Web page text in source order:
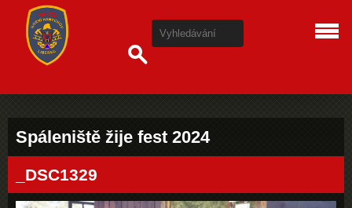
Spáleniště žije fest 2024
_DSC1329